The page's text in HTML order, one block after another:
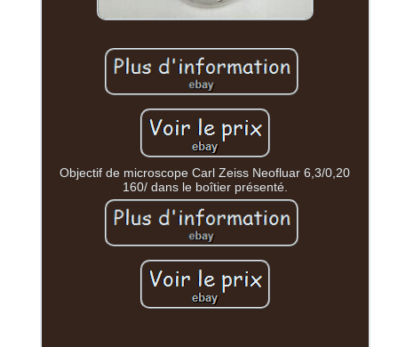
Objectif de microscope Carl Zeiss Neofluar 6,3/0,20
160/ dans le boîtier présenté.